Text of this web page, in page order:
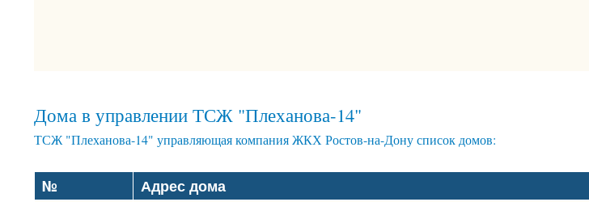
Дома в управлении ТСЖ "Плеханова-14"
ТСЖ "Плеханова-14" управляющая компания ЖКХ Ростов-на-Дону список домов:
№
Адрес дома